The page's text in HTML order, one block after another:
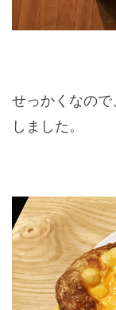
せっかくなの
しました。